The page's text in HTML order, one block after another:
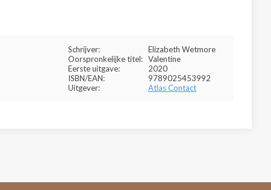
Schrijver:
Elizabeth Wetmore
Oorspronkelijke titel: Valentine
Eerste uitgave:
2020
ISBN/EAN:
9789025453992
Uitgever:
Atlas Contact